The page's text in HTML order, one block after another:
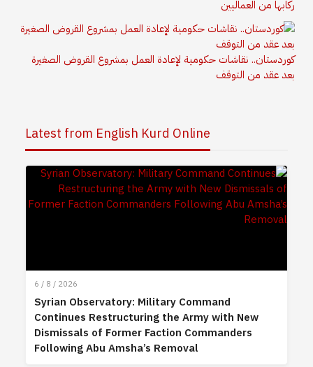
ركابها من العماليين
كوردستان.. نقاشات حكومية لإعادة العمل بمشروع القروض الصغيرة
بعد عقد من التوقف
Latest from English Kurd Online
6 / 8 / 2026
Syrian Observatory: Military Command
Continues Restructuring the Army with New
Dismissals of Former Faction Commanders
Following Abu Amsha’s Removal